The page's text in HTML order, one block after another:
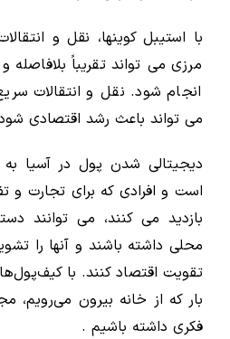
با استیبل کوینها، نقل و
مرزی می تواند تقریباً بلافاصله
انجام شود. نقل و انتقالات
می تواند باعث رشد اقتصادی
دیجیتالی شدن پول در آسیا
است و افرادی که برای تجارت و
بازدید می کنند، می توانند
محلی داشته باشند و آنها را
تقویت اقتصاد کنند. با
بار که از خانه بیرون می‌رویم،
فکری داشته باشیم .